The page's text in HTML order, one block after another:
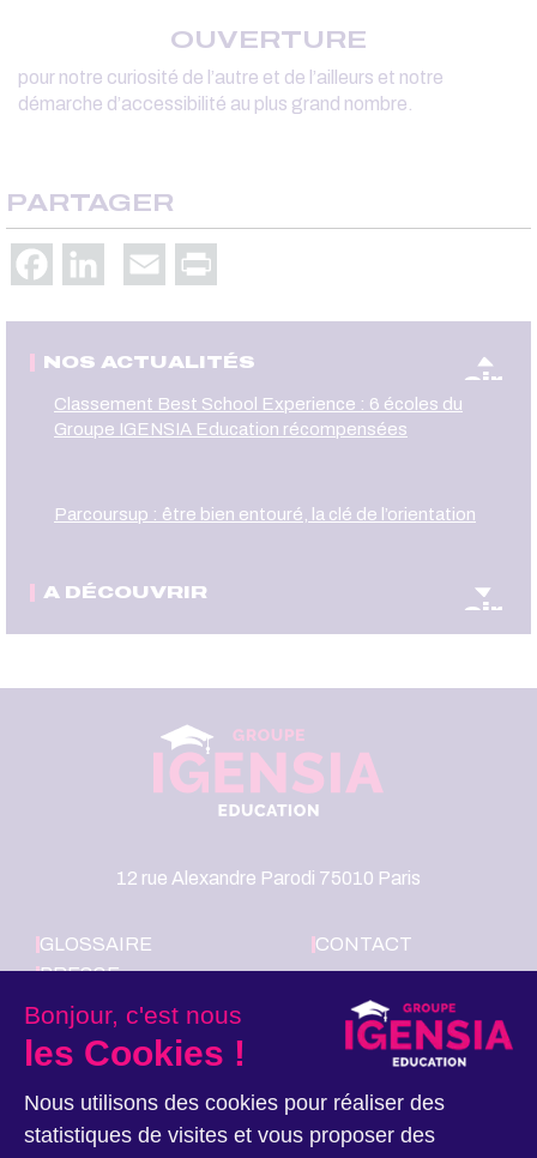
Bonjour, c'est nous
les Cookies !
Nous utilisons des cookies pour réaliser des
statistiques de visites et vous proposer des
OUVERTURE
pour notre curiosité de l’autre et de l’ailleurs et notre
démarche d’accessibilité au plus grand nombre.
PARTAGER
FacebookLinkedIn Email
NOS ACTUALITÉS
oir
Classement Best School Experience : 6 écoles du
Groupe IGENSIA Education récompensées
Parcoursup : être bien entouré, la clé de l’orientation
A DÉCOUVRIR
oir
12 rue Alexandre Parodi 75010 Paris
GLOSSAIRE
PRESSE
LE GROUPE
IGENSIA
EDUCATION
CONTACT
Nous suivre